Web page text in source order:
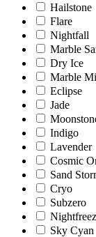
Hailstone
Flare
Nightfall
Marble
Dry Ice
Marble
Eclipse
Jade
Indigo
Lavender
Cosmic
Sand
Cryo
Subzero
Sky Cyan